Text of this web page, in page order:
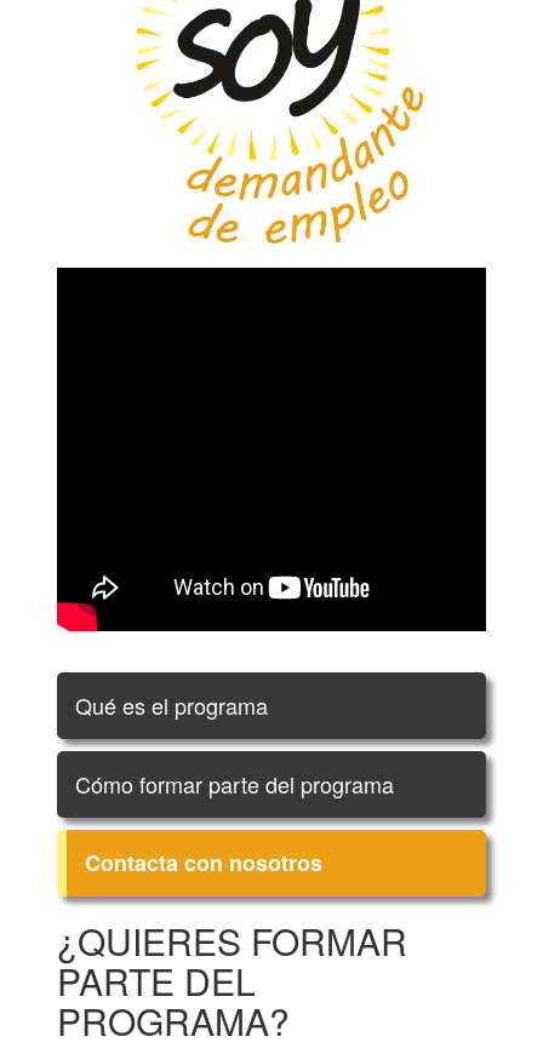
Qué es el programa
Cómo formar parte del programa
Contacta con nosotros
¿QUIERES FORMAR
PARTE DEL
PROGRAMA?